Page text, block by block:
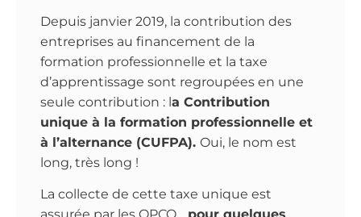
Depuis janvier 2019, la contribution des
entreprises au financement de la
formation professionnelle et la taxe
d’apprentissage sont regroupées en une
seule contribution : la Contribution
unique à la formation professionnelle et
à l’alternance (CUFPA). Oui, le nom est
long, très long !
La collecte de cette taxe unique est